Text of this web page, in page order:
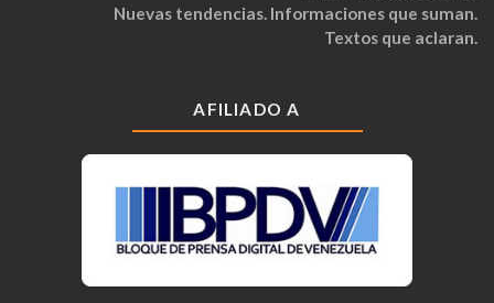
Nuevas tendencias. Informaciones que suman.
Textos que aclaran.
AFILIADO A